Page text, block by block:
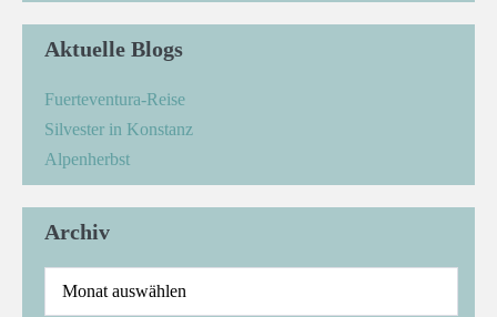
Aktuelle Blogs
Fuerteventura-Reise
Silvester in Konstanz
Alpenherbst
Archiv